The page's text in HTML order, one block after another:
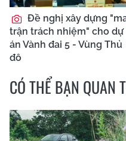
Đề nghị xây dựng
trận trách nhiệm" cho dự
án Vành đai 5 - Vùng Thủ
đô
CÓ THỂ BẠN QUAN